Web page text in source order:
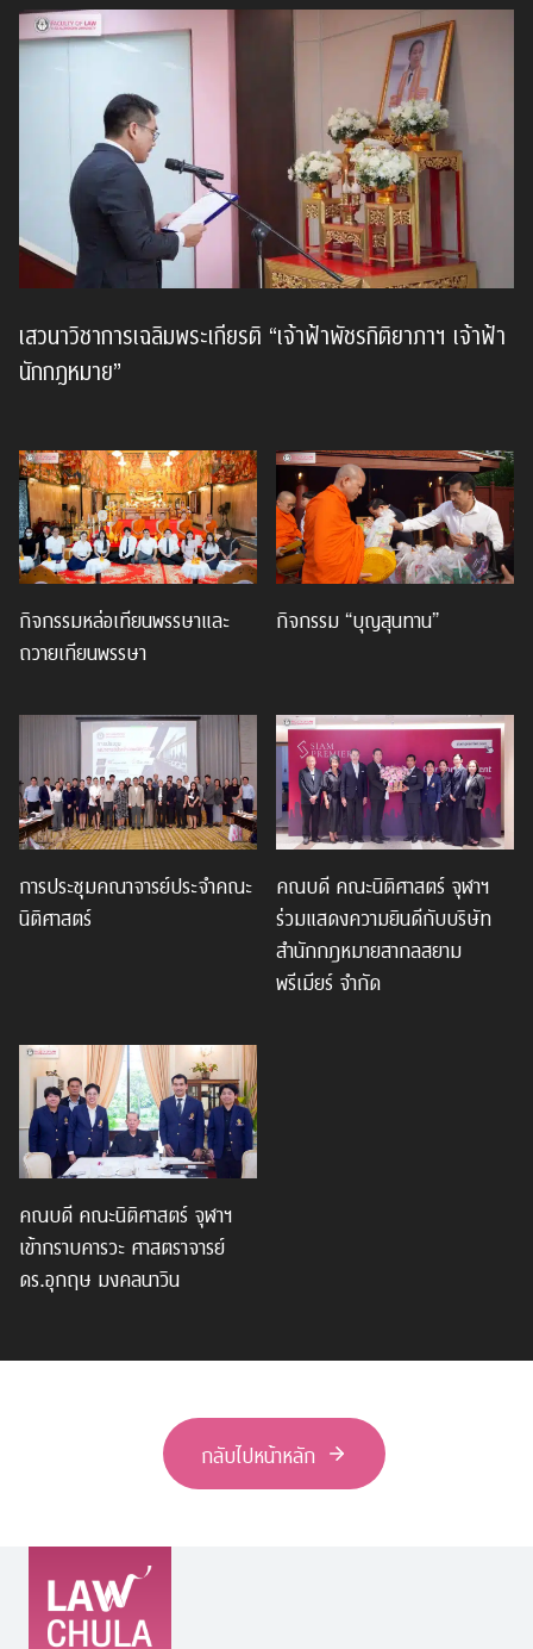
เสวนาวิชาการเฉลิมพระเกียรติ “เจ้าฟ้าพัชรกิติยาภาฯ เจ้าฟ้า
นักกฎหมาย”
กิจกรรมหล่อเทียนพรรษาและ
ถวายเทียนพรรษา
กิจกรรม “บุญสุนทาน”
การประชุมคณาจารย์ประจำคณะ
นิติศาสตร์
คณบดี คณะนิติศาสตร์ จุฬาฯ
ร่วมแสดงความยินดีกับบริษัท
สำนักกฎหมายสากลสยาม
พรีเมียร์ จำกัด
คณบดี คณะนิติศาสตร์ จุฬาฯ
เข้ากราบคารวะ ศาสตราจารย์
ดร.อุกฤษ มงคลนาวิน
กลับไปหน้าหลัก